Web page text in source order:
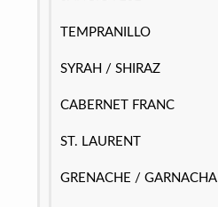
TEMPRANILLO
SYRAH / SHIRAZ
CABERNET FRANC
ST. LAURENT
GRENACHE / GARNACHA